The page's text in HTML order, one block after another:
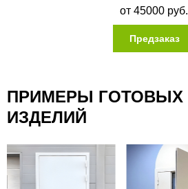
от45000 руб.
Предзаказ
ПРИМЕРЫ ГОТОВЫХ
ИЗДЕЛИЙ